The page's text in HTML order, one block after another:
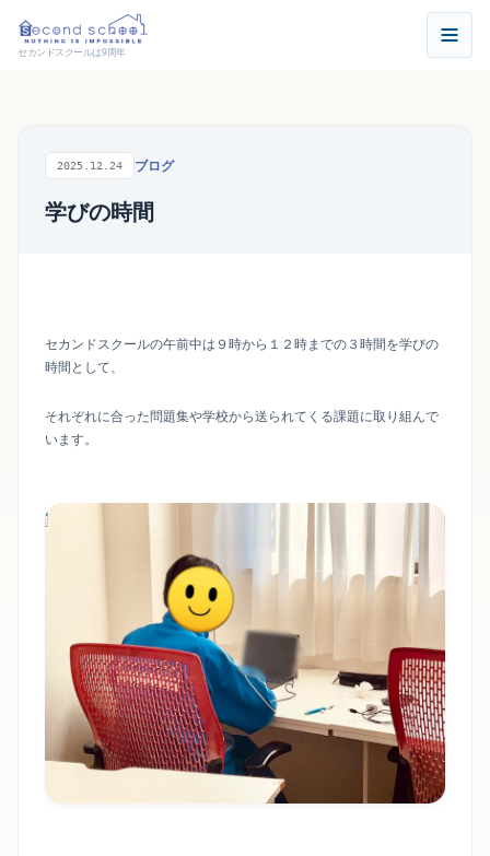
セカンドスクールは9周年
2025.12.24 ブログ
学びの時間
セカンドスクールの午前中は９時から１２時までの３時間を学びの
時間として、
それぞれに合った問題集や学校から送られてくる課題に取り組んで
います。